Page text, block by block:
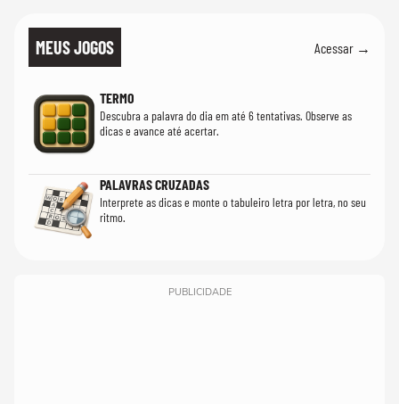
MEUS JOGOS Acessar →
TERMO
Descubra a palavra do dia em até 6 tentativas. Observe as
dicas e avance até acertar.
PALAVRAS CRUZADAS
Interprete as dicas e monte o tabuleiro letra por letra, no seu
ritmo.
PUBLICIDADE